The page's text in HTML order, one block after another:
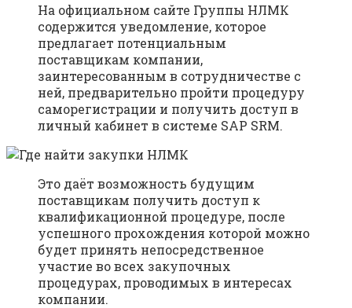
На официальном сайте Группы НЛМК
содержится уведомление, которое
предлагает потенциальным
поставщикам компании,
заинтересованным в сотрудничестве с
ней, предварительно пройти процедуру
саморегистрации и получить доступ в
личный кабинет в системе SAP SRM.
Это даёт возможность будущим
поставщикам получить доступ к
квалификационной процедуре, после
успешного прохождения которой можно
будет принять непосредственное
участие во всех закупочных
процедурах, проводимых в интересах
компании.